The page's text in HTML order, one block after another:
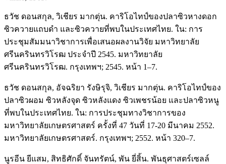
ธวัช ดอนสกุล, วิเชียร มากตุ่น. คาริโอไทป์ของปลาซิวหางดอก
ซิวควายแถบดำ และซิวควายที่พบในประเทศไทย. ใน: การ
ประชุมสัมมนาวิชาการเพื่อเสนอผลงานวิจัย มหาวิทยาลัย
ศรีนครินทรวิโรฒ ประจำปี 2545. มหาวิทยาลัย
ศรีนครินทรวิโรฒ. กรุงเทพฯ; 2545. หน้า 1–7.
ธวัช ดอนสกุล, อัจฉริยา รังษิรุจิ, วิเชียร มากตุ่น. คาริโอไทป์ของ
ปลาซิวผอม ซิวหลังจุด ซิวหลังแดง ซิวเพชรน้อย และปลาซิวหนู
ที่พบในประเทศไทย. ใน: การประชุมทางวิชาการของ
มหาวิทยาลัยเกษตรศาสตร์ ครั้งที่ 47 วันที่ 17-20 มีนาคม 2552.
มหาวิทยาลัยเกษตรศาสตร์. กรุงเทพฯ; 2552. หน้า 320–7.
นูรอีน ยีแสม, สิทธิศักดิ์ จันทรัตน์, พัน ยี่สิ้น. พันธุศาสตร์เซลล์